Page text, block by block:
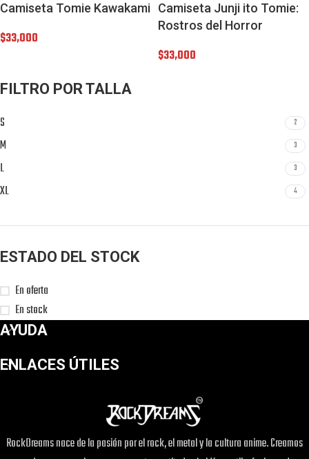
FILTRO POR TALLA
S 2
M 3
L 3
XL 4
ESTADO DEL STOCK
En oferta
En stock
Camiseta Tomie Kawakami
$33,000
Camiseta Junji ito Tomie:
Rostros del Horror
$33,000
AYUDA
ENLACES ÚTILES
RockDreams nace de la pasión por el rock, el metal y la cultura anime. Creamos